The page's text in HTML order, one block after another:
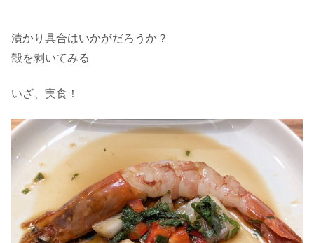
漬かり具合はいかがだろうか？
殻を剥いてみる
いざ、実食！